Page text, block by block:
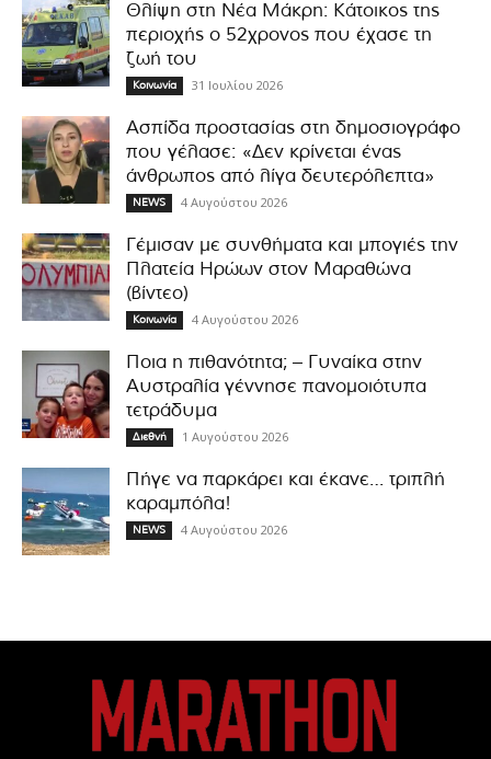
Θλίψη στη Νέα Μάκρη: Κάτοικος της
περιοχής ο 52χρονος που έχασε τη
ζωή του
Κοινωνία 31 Ιουλίου 2026
Ασπίδα προστασίας στη δημοσιογράφο
που γέλασε: «Δεν κρίνεται ένας
άνθρωπος από λίγα δευτερόλεπτα»
NEWS 4 Αυγούστου 2026
Γέμισαν με συνθήματα και μπογιές την
Πλατεία Ηρώων στον Μαραθώνα
(βίντεο)
Κοινωνία 4 Αυγούστου 2026
Ποια η πιθανότητα; – Γυναίκα στην
Αυστραλία γέννησε πανομοιότυπα
τετράδυμα
Διεθνή 1 Αυγούστου 2026
Πήγε να παρκάρει και έκανε… τριπλή
καραμπόλα!
NEWS 4 Αυγούστου 2026